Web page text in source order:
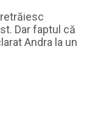
Dar faptul că
Andra la un